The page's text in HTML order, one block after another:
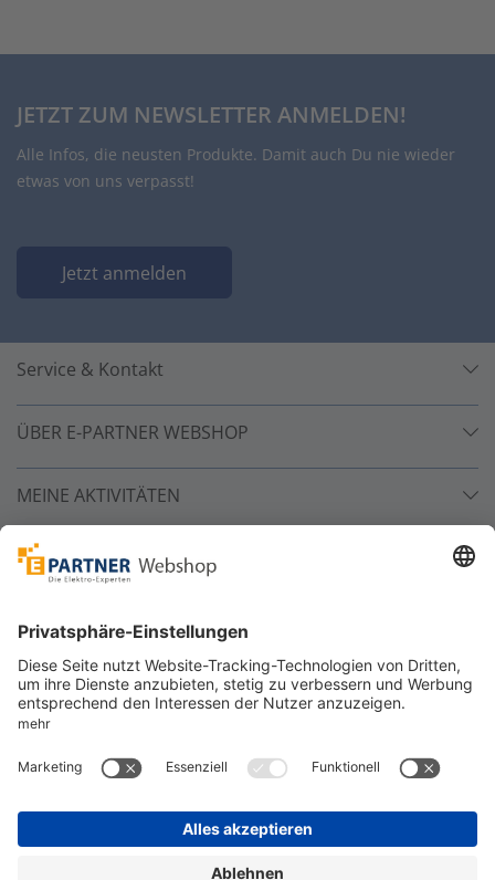
JETZT ZUM NEWSLETTER ANMELDEN!
Alle Infos, die neusten Produkte. Damit auch Du nie wieder
etwas von uns verpasst!
Jetzt anmelden
Service & Kontakt
ÜBER E-PARTNER WEBSHOP
MEINE AKTIVITÄTEN
Unsere Zahlarten
Versandpartner
Sicher bestellen
Versandkosten.
One4Business Solutions GmbH